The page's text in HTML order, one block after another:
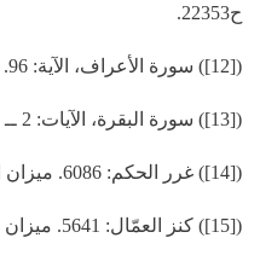
ح22353.
([12]) سورة الأعراف، الآية: 96.
([13]) سورة البقرة، الآيات: 2 ــ 5.
([14]) غرر الحكم: 6086. ميزان الحكمة: ج11، ص4808، ح22331.
([15]) كنز العمّال: 5641. ميزان الحكمة: ج11، ص4808، ح22332.